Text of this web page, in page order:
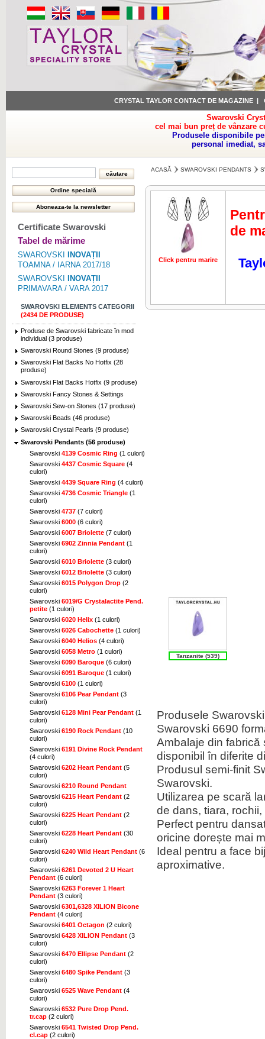
CRYSTAL TAYLOR CONTACT DE MAGAZINE |
Swarovski
cel mai bun preț de vânzare
Produsele disponibile
personal imediat,
Certificate Swarovski
Tabel de mărime
SWAROVSKI
INOVAȚII
TOAMNA / IARNA 2017/18
SWAROVSKI
INOVAȚII
PRIMAVARA / VARA 2017
SWAROVSKI ELEMENTS CATEGORII
(2434 DE PRODUSE)
Produse de Swarovski fabricate în mod
individual (3 produse)
Swarovski Round Stones (9 produse)
Swarovski Flat Backs No Hotfix (28
produse)
Swarovski Flat Backs Hotfix (9 produse)
Swarovski Fancy Stones & Settings
Swarovski Sew-on Stones (17 produse)
Swarovski Beads (46 produse)
Swarovski Crystal Pearls (9 produse)
Swarovski Pendants (56 produse)
Swarovski 4139 Cosmic Ring (1 culori)
Swarovski 4437 Cosmic Square (4
culori)
Swarovski 4439 Square Ring (4 culori)
Swarovski 4736 Cosmic Triangle (1
culori)
Swarovski 4737 (7 culori)
Swarovski 6000 (6 culori)
Swarovski 6007 Briolette (7 culori)
Swarovski 6902 Zinnia Pendant (1
culori)
Swarovski 6010 Briolette (3 culori)
Swarovski 6012 Briolette (3 culori)
Swarovski 6015 Polygon Drop (2
culori)
Swarovski 6019/G Crystalactite Pend.
petite (1 culori)
Swarovski 6020 Helix (1 culori)
Swarovski 6026 Cabochette (1 culori)
Swarovski 6040 Helios (4 culori)
Swarovski 6058 Metro (1 culori)
Swarovski 6090 Baroque (6 culori)
Swarovski 6091 Baroque (1 culori)
Swarovski 6100 (1 culori)
Swarovski 6106 Pear Pendant (3
culori)
Swarovski 6128 Mini Pear Pendant (1
culori)
Swarovski 6190 Rock Pendant (10
culori)
Swarovski 6191 Divine Rock Pendant
(4 culori)
Swarovski 6202 Heart Pendant (5
culori)
Swarovski 6210 Round Pendant
Swarovski 6215 Heart Pendant (2
culori)
Swarovski 6225 Heart Pendant (2
culori)
Swarovski 6228 Heart Pendant (30
culori)
Swarovski 6240 Wild Heart Pendant (6
culori)
Swarovski 6261 Devoted 2 U Heart
Pendant (6 culori)
Swarovski 6263 Forever 1 Heart
Pendant (3 culori)
Swarovski 6301,6328 XILION Bicone
Pendant (4 culori)
Swarovski 6401 Octagon (2 culori)
Swarovski 6428 XILION Pendant (3
culori)
Swarovski 6470 Ellipse Pendant (2
culori)
Swarovski 6480 Spike Pendant (3
culori)
Swarovski 6525 Wave Pendant (4
culori)
Swarovski 6532 Pure Drop Pend.
tr.cap (2 culori)
Swarovski 6541 Twisted Drop Pend.
cl.cap (2 culori)
ACASĂ SWAROVSKI PENDANTS
Click pentru marire Click pentru
de
Tanzanite (539)
Produsele
Swarovski 6690
Ambalaje din fabrică
disponibil în diferite
Produsul semi-finit
Swarovski.
Utilizarea pe scară
de dans, tiara,
Perfect pentru
oricine dorește mai
Ideal pentru a face
aproximative.